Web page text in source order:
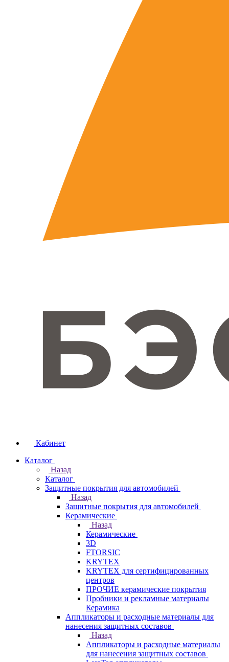
Кабинет
Каталог
Назад
Каталог
Защитные покрытия для автомобилей
Назад
Защитные покрытия для автомобилей
Керамические
Назад
Керамические
3D
FTORSIC
KRYTEX
KRYTEX для сертифицированных
центров
ПРОЧИЕ керамические покрытия
Пробники и рекламные материалы
Керамика
Аппликаторы и расходные материалы для
нанесения защитных составов
Назад
Аппликаторы и расходные материалы
для нанесения защитных составов